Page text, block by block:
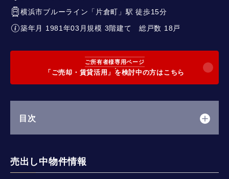
横浜市ブルーライン 「 片倉町 」駅 徒歩15分
築年月 1981年03月規模 3階建て総戸数 18戸
ご所有者様専用ページ
「ご売却・賃貸活用」を検討中の方はこちら
目次
売出し中物件情報